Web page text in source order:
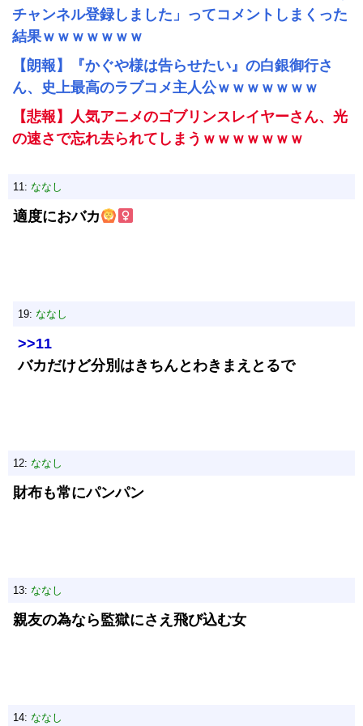
チャンネル登録しました」ってコメントしまくった
結果ｗｗｗｗｗｗｗ
【朗報】『かぐや様は告らせたい』の白銀御行さ
ん、史上最高のラブコメ主人公ｗｗｗｗｗｗｗ
【悲報】人気アニメのゴブリンスレイヤーさん、光
の速さで忘れ去られてしまうｗｗｗｗｗｗｗ
11: ななし
適度におバカ
19: ななし
>>11
バカだけど分別はきちんとわきまえとるで
12: ななし
財布も常にパンパン
13: ななし
親友の為なら監獄にさえ飛び込む女
14: ななし